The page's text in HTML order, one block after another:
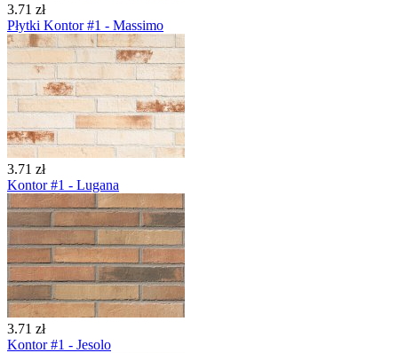
3.71 zł
Płytki Kontor #1 - Massimo
3.71 zł
Kontor #1 - Lugana
3.71 zł
Kontor #1 - Jesolo